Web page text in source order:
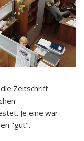
Zeitschrift
Je eine war
"gut".